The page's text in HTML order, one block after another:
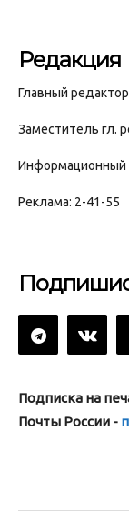
Редакция
Главный
Заместитель гл.
Информационный
Реклама: 2-41-55
Подписка на
Почты России -